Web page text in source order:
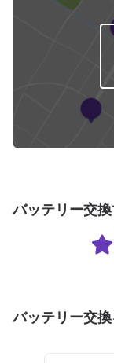
バッテリー交
バッテリー交